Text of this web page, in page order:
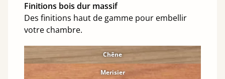
Finitions bois dur massif
Des finitions haut de gamme pour embellir
votre chambre.
Chêne
Merisier